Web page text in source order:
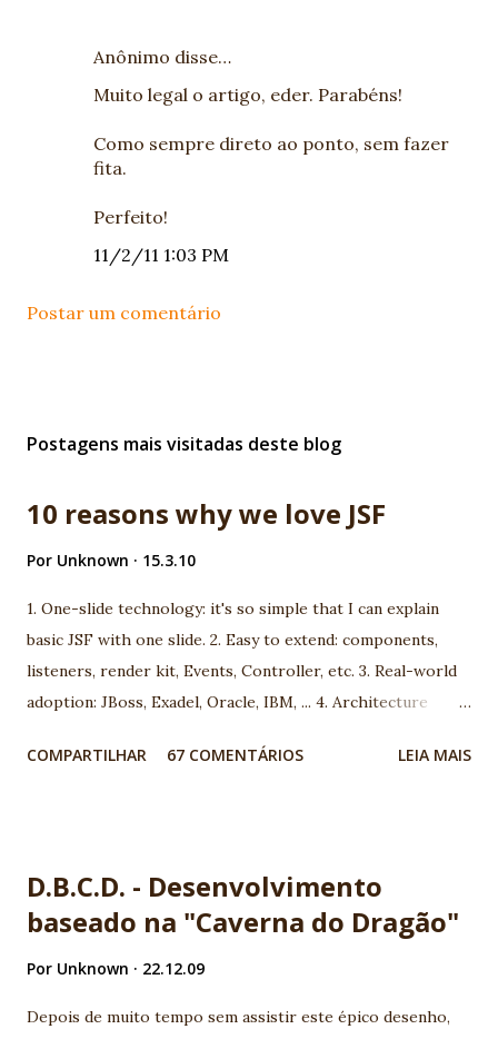
Anônimo disse…
Muito legal o artigo, eder. Parabéns!
Como sempre direto ao ponto, sem fazer
fita.
Perfeito!
11/2/11 1:03 PM
Postar um comentário
Postagens mais visitadas deste blog
10 reasons why we love JSF
Por Unknown 15.3.10
1. One-slide technology: it's so simple that I can explain
basic JSF with one slide. 2. Easy to extend: components,
listeners, render kit, Events, Controller, etc. 3. Real-world
adoption: JBoss, Exadel, Oracle, IBM, ... 4. Architecture
architecture. 5. Open-mind community: using JSF you are
2.0. People are working really hard! 8. Many professionals
now available 9. It's a standard. It's JCP. Before complain,
in JSF. She's my F1 for JSF :) Nice job JSF community! -
COMPARTILHAR 67 COMENTÁRIOS LEIA MAIS
D.B.C.D. - Desenvolvimento
baseado na "Caverna do Dragão"
Por Unknown 22.12.09
Depois de muito tempo sem assistir este épico desenho,